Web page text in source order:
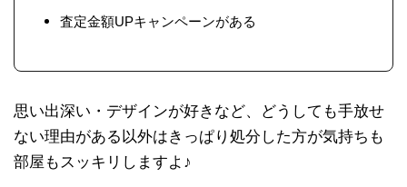
査定金額UPキャンペーンがある
思い出深い・デザインが好きなど、どうしても手放せ
ない理由がある以外はきっぱり処分した方が気持ちも
部屋もスッキリしますよ♪